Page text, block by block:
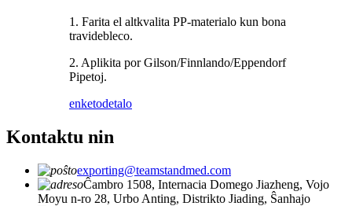
1. Farita el altkvalita PP-materialo kun bona
travidebleco.
2. Aplikita por Gilson/Finnlando/Eppendorf
Pipetoj.
enketodetalo
Kontaktu nin
exporting@teamstandmed.com
Ĉambro 1508, Internacia Domego Jiazheng, Vojo
Moyu n-ro 28, Urbo Anting, Distrikto Jiading, Ŝanhajo